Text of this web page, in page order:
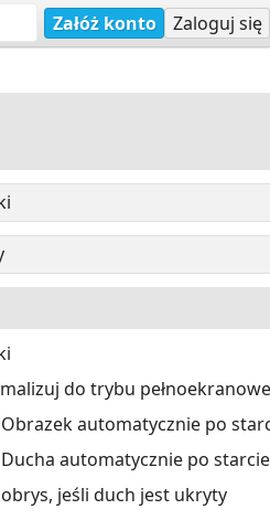
Załóż konto Zaloguj się
do trybu
automatycznie po
automatycznie po starcie
jeśli duch jest ukryty